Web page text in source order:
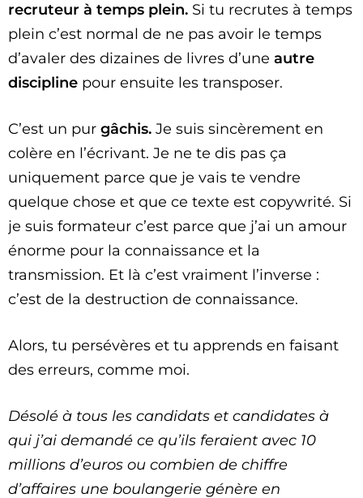
recruteur à temps plein. Si tu recrutes à temps
plein c’est normal de ne pas avoir le temps
d’avaler des dizaines de livres d’une autre
discipline pour ensuite les transposer.
C’est un pur gâchis. Je suis sincèrement en
colère en l’écrivant. Je ne te dis pas ça
uniquement parce que je vais te vendre
quelque chose et que ce texte est copywrité. Si
je suis formateur c’est parce que j’ai un amour
énorme pour la connaissance et la
transmission. Et là c’est vraiment l’inverse :
c’est de la destruction de connaissance.
Alors, tu persévères et tu apprends en faisant
des erreurs, comme moi.
Désolé à tous les candidats et candidates à
qui j’ai demandé ce qu’ils feraient avec 10
millions d’euros ou combien de chiffre
d’affaires une boulangerie génère en